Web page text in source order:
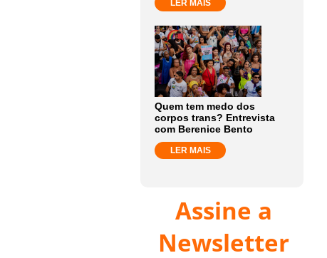
LER MAIS
Quem tem medo dos
corpos trans? Entrevista
com Berenice Bento
LER MAIS
Assine a
Newsletter